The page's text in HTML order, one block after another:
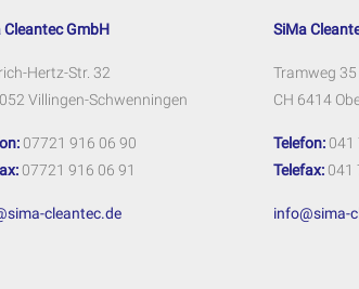
Cleantec GmbH
Hertz-Str. 32
Villingen-Schwenningen
07721 916 06 90
07721 916 06 91
cleantec.de
SiMa
Tramweg 35
CH 6414
Telefon: 041
Telefax: 041
info@sima-